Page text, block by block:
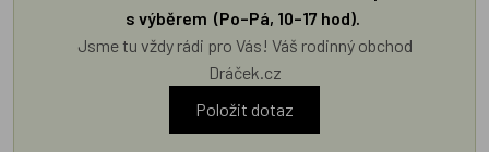
s výběrem (Po–Pá, 10–17 hod).
Jsme tu vždy rádi pro Vás! Váš rodinný obchod
Dráček.cz
Položit dotaz